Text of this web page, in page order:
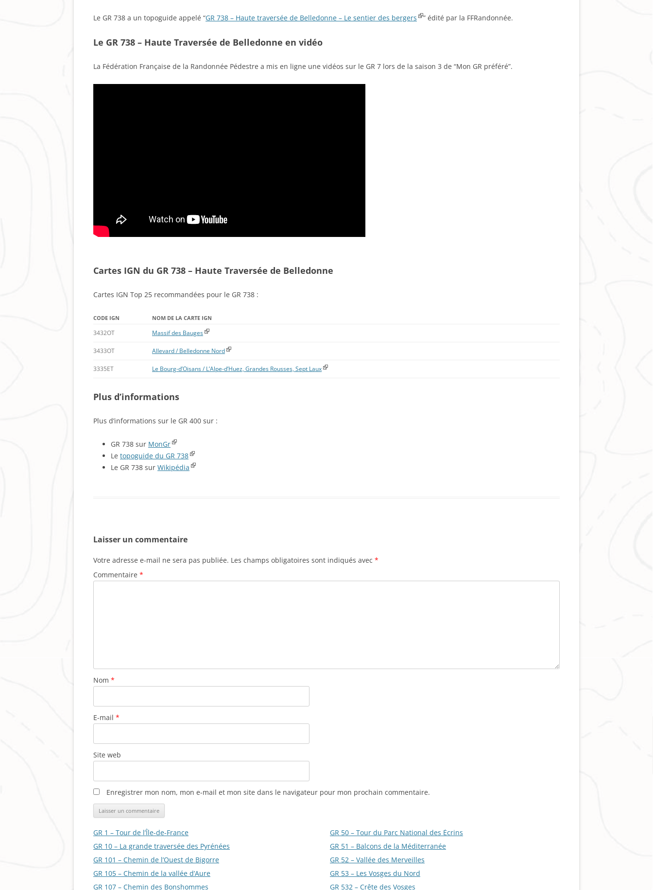
Le GR 738 a un topoguide appelé “GR 738 – Haute traversée de Belledonne – Le sentier des bergers ” édité par la FFRandonnée.
Le GR 738 – Haute Traversée de Belledonne en vidéo
La Fédération Française de la Randonnée Pédestre a mis en ligne une vidéos sur le GR 7 lors de la saison 3 de “Mon GR préféré”.
Cartes IGN du GR 738 – Haute Traversée de Belledonne
Cartes IGN Top 25 recommandées pour le GR 738 :
CODE IGN NOM DE LA CARTE IGN
3432OT Massif des Bauges
3433OT Allevard / Belledonne Nord
3335ET Le Bourg-d’Oisans / L’Alpe-d’Huez, Grandes Rousses, Sept Laux
Plus d’informations
Plus d’informations sur le GR 400 sur :
GR 738 sur MonGr
Le topoguide du GR 738
Le GR 738 sur Wikipédia
Laisser un commentaire
Votre adresse e-mail ne sera pas publiée. Les champs obligatoires sont indiqués avec *
Commentaire *
Nom *
E-mail *
Site web
Enregistrer mon nom, mon e-mail et mon site dans le navigateur pour mon prochain commentaire.
GR 1 – Tour de l’Île-de-France
GR 10 – La grande traversée des Pyrénées
GR 101 – Chemin de l’Ouest de Bigorre
GR 105 – Chemin de la vallée d’Aure
GR 107 – Chemin des Bonshommes
GR 50 – Tour du Parc National des Écrins
GR 51 – Balcons de la Méditerranée
GR 52 – Vallée des Merveilles
GR 53 – Les Vosges du Nord
GR 532 – Crête des Vosges